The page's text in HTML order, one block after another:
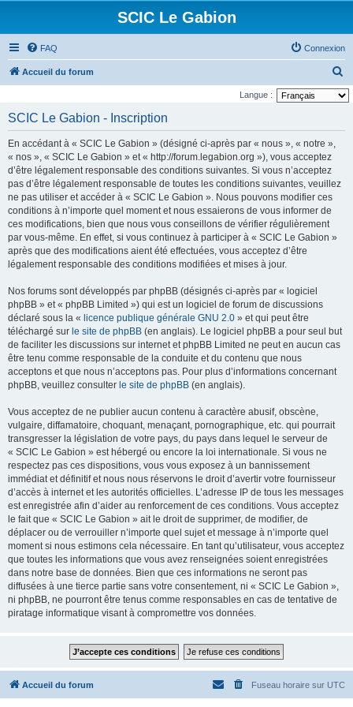
SCIC Le Gabion
FAQ Connexion
Accueil du forum
e
Langue :
SCIC Le Gabion - Inscription
En accédant à « SCIC Le Gabion » (désigné ci-après par « nous », « notre »,
« nos », « SCIC Le Gabion » et « http://forum.legabion.org »), vous acceptez
d’être légalement responsable des conditions suivantes. Si vous n’acceptez
pas d’être légalement responsable de toutes les conditions suivantes, veuillez
ne pas utiliser et accéder à « SCIC Le Gabion ». Nous pouvons modifier ces
conditions à n’importe quel moment et nous essaierons de vous informer de
ces modifications, bien que nous vous conseillons de vérifier régulièrement
par vous-même. En effet, si vous continuez à participer à « SCIC Le Gabion »
après que des modifications aient été effectuées, vous acceptez d’être
légalement responsable des conditions modifiées et mises à jour.
Nos forums sont développés par phpBB (désignés ci-après par « logiciel
phpBB » et « phpBB Limited ») qui est un logiciel de forum de discussions
déclaré sous la « licence publique générale GNU 2.0 » et qui peut être
téléchargé sur le site de phpBB (en anglais). Le logiciel phpBB a pour seul but
de faciliter les discussions sur internet et phpBB Limited ne peut en aucun cas
être tenu comme responsable de la conduite et du contenu que nous
acceptons et que nous n’acceptons pas. Pour plus d’informations concernant
phpBB, veuillez consulter le site de phpBB (en anglais).
Vous acceptez de ne publier aucun contenu à caractère abusif, obscène,
vulgaire, diffamatoire, choquant, menaçant, pornographique, etc. qui pourrait
transgresser la législation de votre pays, du pays dans lequel le serveur de
« SCIC Le Gabion » est hébergé ou encore la loi internationale. Si vous ne
respectez pas ces dispositions, vous vous exposez à un bannissement
immédiat et définitif et nous nous réservons le droit d’avertir votre fournisseur
d’accès à internet et les autorités officielles. L’adresse IP de tous les messages
est enregistrée afin d’aider au renforcement de ces conditions. Vous acceptez
le fait que « SCIC Le Gabion » ait le droit de supprimer, de modifier, de
déplacer ou de verrouiller n’importe quel sujet et message à n’importe quel
moment si nous estimons cela nécessaire. En tant qu’utilisateur, vous acceptez
que toutes les informations que vous avez renseignées soient enregistrées
dans notre base de données. Bien que ces informations ne seront pas
diffusées à une tierce partie sans votre consentement, ni « SCIC Le Gabion »,
ni phpBB, ne pourront être tenus comme responsables en cas de tentative de
piratage informatique visant à compromettre vos données.
Accueil du forum Fuseau horaire sur UTC